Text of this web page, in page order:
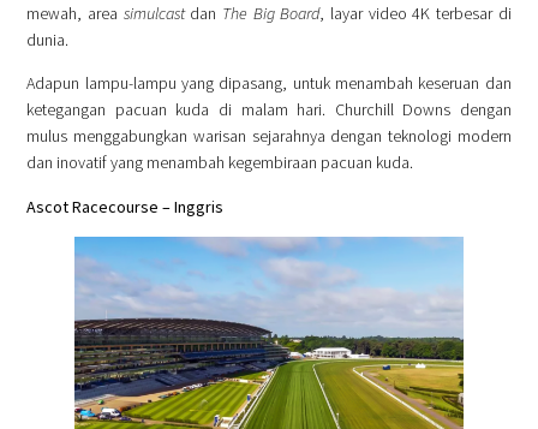
mewah, area simulcastdan The Big Board, layar video 4K terbesar di
dunia.
Adapun lampu-lampu yang dipasang, untuk menambah keseruan dan
ketegangan pacuan kuda di malam hari. Churchill Downs dengan
mulus menggabungkan warisan sejarahnya dengan teknologi modern
dan inovatif yang menambah kegembiraan pacuan kuda.
Ascot Racecourse – Inggris